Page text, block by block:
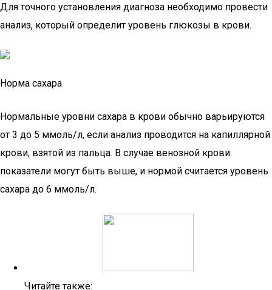
Для точного установления диагноза необходимо провести
анализ, который определит уровень глюкозы в крови.
Норма сахара
Нормальные уровни сахара в крови обычно варьируются
от 3 до 5 ммоль/л, если анализ проводится на капиллярной
крови, взятой из пальца. В случае венозной крови
показатели могут быть выше, и нормой считается уровень
сахара до 6 ммоль/л.
Читайте также: